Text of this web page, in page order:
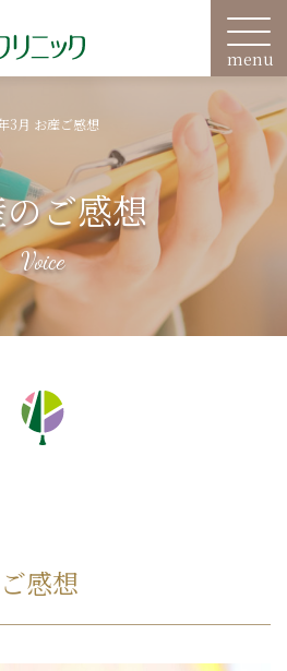
3月 お産ご感想
ご感想
感想